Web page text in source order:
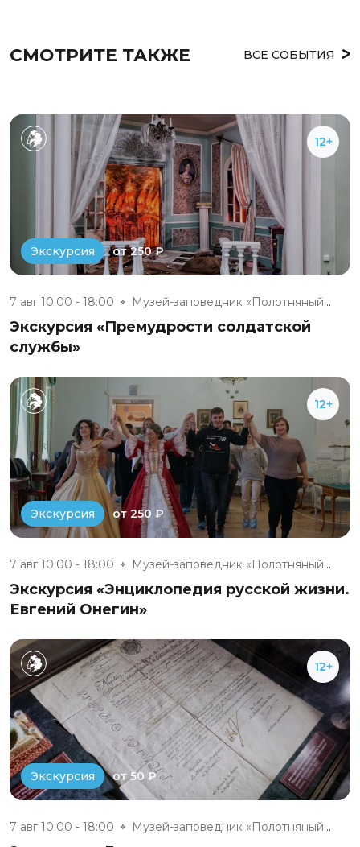
СМОТРИТЕ ТАКЖЕ ВСЕ СОБЫТИЯ
12+
Экскурсия от 250 ₽
7 авг 10:00 - 18:00 Музей-заповедник «Полотняный З...
Экскурсия «Премудрости солдатской
службы»
12+
Экскурсия от 250 ₽
7 авг 10:00 - 18:00 Музей-заповедник «Полотняный З...
Экскурсия «Энциклопедия русской жизни.
Евгений Онегин»
12+
Экскурсия от 50 ₽
7 авг 10:00 - 18:00 Музей-заповедник «Полотняный З...